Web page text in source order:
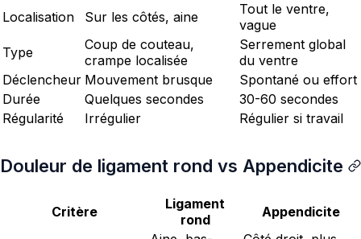
Localisation
Sur les côtés, aine
Tout le ventre,
vague
Type
Coup de couteau,
crampe localisée
Serrement global
du ventre
Déclencheur Mouvement brusque
Spontané ou effort
Durée
Quelques secondes
30-60 secondes
Régularité
Irrégulier Régulier si travail
Douleur de ligament rond vs Appendicite
Critère
Ligament
rond
Appendicite